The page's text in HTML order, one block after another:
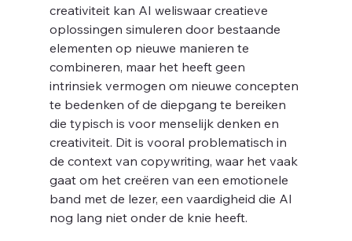
creativiteit kan AI weliswaar creatieve
oplossingen simuleren door bestaande
elementen op nieuwe manieren te
combineren, maar het heeft geen
intrinsiek vermogen om nieuwe concepten
te bedenken of de diepgang te bereiken
die typisch is voor menselijk denken en
creativiteit. Dit is vooral problematisch in
de context van copywriting, waar het vaak
gaat om het creëren van een emotionele
band met de lezer, een vaardigheid die AI
nog lang niet onder de knie heeft.